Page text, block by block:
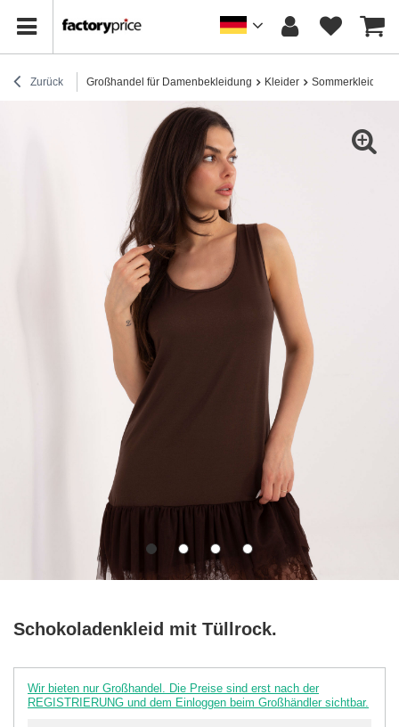
Zurück Großhandel für Damenbekleidung Kleider Sommerkleider
Schokoladenkleid mit Tüllrock.
Wir bieten nur Großhandel. Die Preise sind erst nach der
REGISTRIERUNG und dem Einloggen beim Großhändler sichtbar.